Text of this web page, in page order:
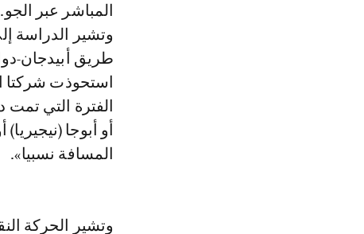
المباشر عبر
طريق أبيدجان-
الفترة التي تمت
أو أبوجا
المسافة نسبيا».